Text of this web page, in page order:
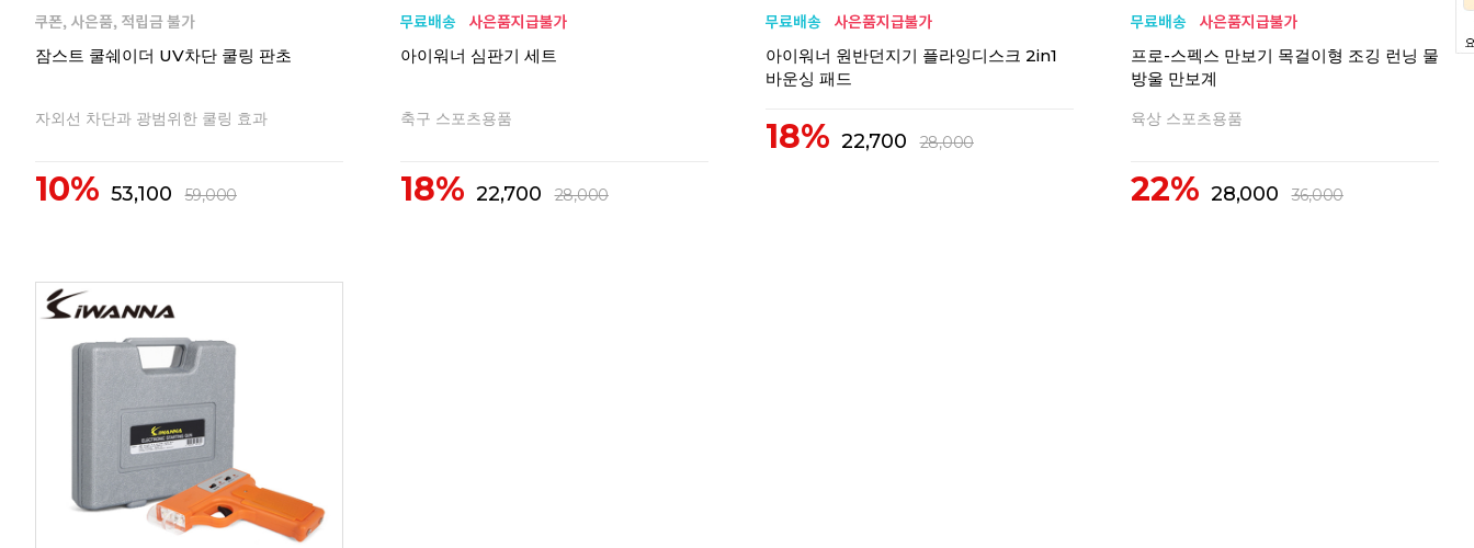
잠스트 쿨쉐이더 UV차단 쿨링 판초
자외선 차단과 광범위한 쿨링 효과
10% 53,100 59,000
아이워너 심판기 세트
축구 스포츠용품
18% 22,700 28,000
아이워너 원반던지기 플라잉디스크 2in1
바운싱 패드
18% 22,700 28,000
프로-스펙스 만보기 목걸이형 조깅 런닝 물
방울 만보계
육상 스포츠용품
22% 28,000 36,000